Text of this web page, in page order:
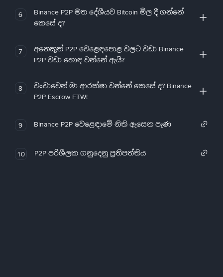
6
Binance P2P මත දේශීයව Bitcoin මිල දී ගන්නේ
කෙසේ ද?
7
අනෙකුත් P2P වෙළෙඳපොළ වලට වඩා Binance
P2P වඩා හොඳ වන්නේ ඇයි?
8
වංචාවෙන් මා ආරක්ෂා වන්නේ කෙසේ ද? Binance
P2P Escrow FTW!
9 Binance P2P වෙළෙඳාමේ නිති ඇසෙන පැණ
10 P2P පරිශීලක ගනුදෙනු ප්‍රතිපත්තිය